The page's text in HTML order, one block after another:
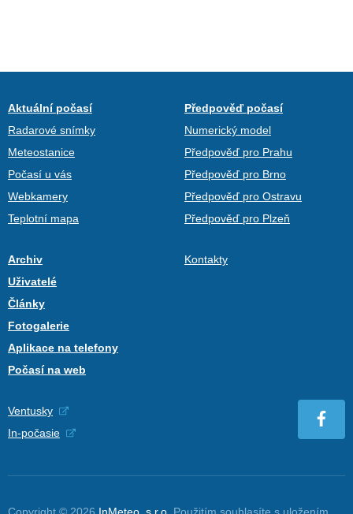
Aktuální počasí
Radarové snímky
Meteostanice
Počasí u vás
Webkamery
Teplotní mapa
Předpověď počasí
Numerický model
Předpověď pro Prahu
Předpověď pro Brno
Předpověď pro Ostravu
Předpověď pro Plzeň
Archiv
Uživatelé
Články
Fotogalerie
Aplikace na telefony
Počasí na web
Kontakty
Ventusky
In-počasie
Copyright © 2026 InMeteo, s.r.o. Použitím souhlasíte s uložením